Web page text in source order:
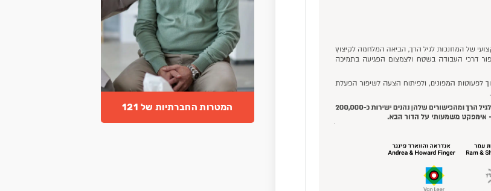
המטרות החברתיות של 121